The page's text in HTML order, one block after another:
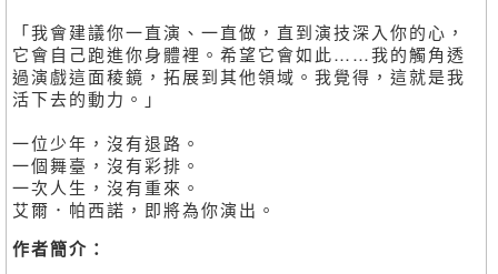
「我會建議你一直演、一直做，直到演技深入你的心，
它會自己跑進你身體裡。希望它會如此……我的觸角透
過演戲這面稜鏡，拓展到其他領域。我覺得，這就是我
活下去的動力。」
一位少年，沒有退路。
一個舞臺，沒有彩排。
一次人生，沒有重來。
艾爾．帕西諾，即將為你演出。
作者簡介：